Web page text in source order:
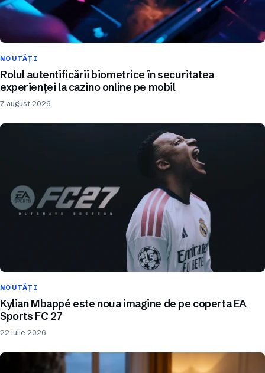
NOUTĂȚI
Rolul autentificării biometrice în securitatea
experienței la cazino online pe mobil
7 august 2026
NOUTĂȚI
Kylian Mbappé este noua imagine de pe coperta EA
Sports FC 27
22 iulie 2026